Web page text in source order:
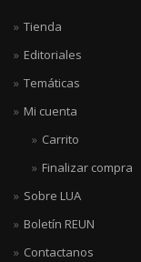
Tienda
Editoriales
Temáticas
Mi cuenta
Carrito
Finalizar compra
Sobre LUA
Boletín REUN
Contactanos